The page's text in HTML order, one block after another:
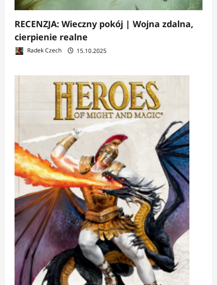
RECENZJA: Wieczny pokój | Wojna zdalna,
cierpienie realne
Radek Czech 15.10.2025